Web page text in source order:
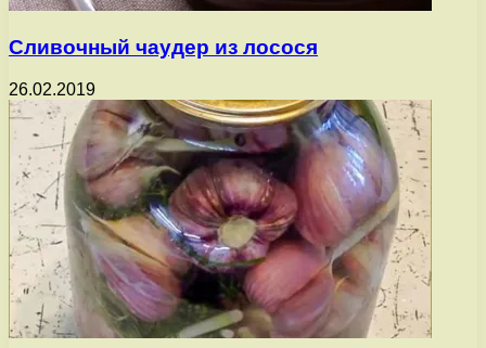
Сливочный чаудер из лосося
26.02.2019